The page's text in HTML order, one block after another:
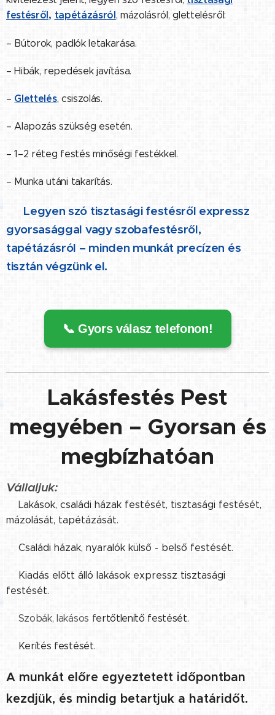
festésről, tapétázásról, mázolásról, glettelésről:
– Bútorok, padlók letakarása.
–Hibák, repedések javítása.
– Glettelés, csiszolás.
– Alapozás szükség esetén.
–1–2 réteg festés minőségi festékkel.
– Munka utáni takarítás.
👉 Legyen szó tisztasági festésről expressz
gyorsasággal vagy szobafestésről,
tapétázásról – minden munkát precízen és
tisztán végzünk el.
📞 Gyors válasz telefonon!
Lakásfestés Pest
megyében – Gyorsan és
megbízhatóan
Vállaljuk:
✔️Lakások, családi házak festését, tisztasági festését,
mázolását, tapétázását.
Családi házak, nyaralók külső - belső festését.
Kiadás előtt álló lakások expressz tisztasági
festését.
✔️Szobák, lakásos fertőtlenítő festését.
Kerítés festését.
A munkát előre egyeztetett időpontban
kezdjük, és mindig betartjuk a határidőt.